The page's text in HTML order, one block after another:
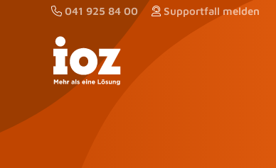
041 925 84 00 Supportfall melden